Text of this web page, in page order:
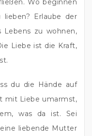
Wo beginnen
Erlaube der
Lebens zu wohnen,
Liebe ist die Kraft,
du die Hände auf
mit Liebe umarmst,
was da ist. Sei
liebende Mutter